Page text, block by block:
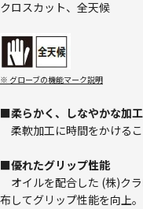
クロスカット、全天候
※ グローブの機能マーク説明
■柔らかく、しなやかな加工
柔軟加工に時間をかける
■優れたグリップ性能
オイルを配合した (株)ク
布してグリップ性能を向上。